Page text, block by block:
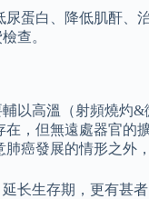
白、降低肌酐、
查。
高溫（射頻燒灼
，但無遠處器官
癌發展的情形之外
长生存期，更有